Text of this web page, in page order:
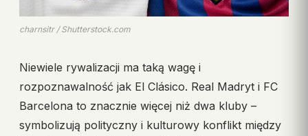
charnsitr / Shutterstock.com
Niewiele rywalizacji ma taką wagę i
rozpoznawalność jak El Clásico. Real Madryt i FC
Barcelona to znacznie więcej niż dwa kluby –
symbolizują polityczny i kulturowy konflikt między